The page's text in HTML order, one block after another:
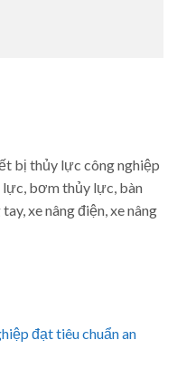
bị thủy lực công nghiệp
lực, bơm thủy lực, bàn
xe nâng điện, xe nâng
đạt tiêu chuẩn an